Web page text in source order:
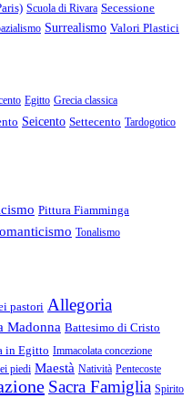
Scuola di Rivara Secessione
Surrealismo Valori Plastici
Egitto Grecia classica
Seicento Settecento Tardogotico
Pittura Fiamminga
Tonalismo
pastori Allegoria
Madonna Battesimo di Cristo
in Egitto Immacolata concezione
piedi Maestà Natività Pentecoste
Sacra Famiglia Spirito